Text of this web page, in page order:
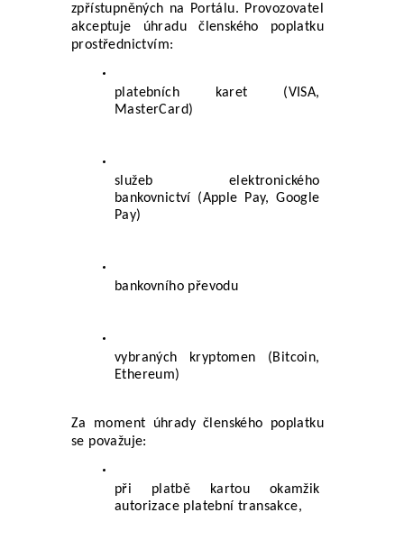
zpřístupněných na Portálu. Provozovatel
akceptuje úhradu členského poplatku
prostřednictvím:
platebních karet (VISA,
MasterCard)
služeb elektronického
bankovnictví (Apple Pay, Google
Pay)
bankovního převodu
vybraných kryptomen (Bitcoin,
Ethereum)
Za moment úhrady členského poplatku
se považuje:
při platbě kartou okamžik
autorizace platební transakce,